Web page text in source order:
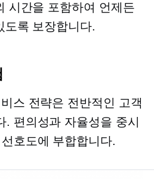
시간을 포함하여 언제든
도록 보장합니다.
스 전략은 전반적인 고객
. 편의성과 자율성을 중시
호도에 부합합니다.